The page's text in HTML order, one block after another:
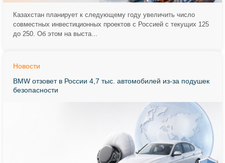
Казахстан планирует к следующему году увеличить число
совместных инвестиционных проектов с Россией с текущих 125
до 250. Об этом на выста...
Новости
BMW отзовет в России 4,7 тыс. автомобилей из-за подушек
безопасности